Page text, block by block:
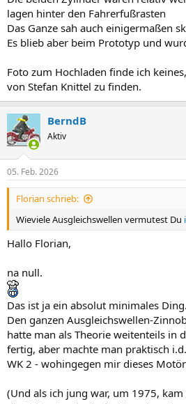
lagen hinter den Fahrerfußrasten
Das Ganze sah auch einigermaßen
Es blieb aber beim Prototyp und
Foto zum Hochladen finde ich
von Stefan Knittel zu finden.
BerndB
Aktiv
05. Feb. 2026
Florian schrieb:
Wieviele Ausgleichswellen vermutest Du
Hallo Florian,
na null.
Das ist ja ein absolut minimales Ding.
Den ganzen Ausgleichswellen-
hatte man als Theorie weitenteils in
fertig, aber machte man praktisch
WK 2 - wohingegen mir dieses
(Und als ich jung war, um 1975,